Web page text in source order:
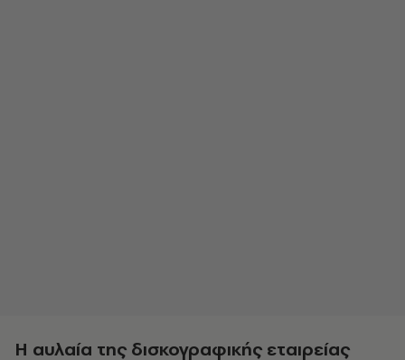
Η αυλαία της δισκογραφικής εταιρείας